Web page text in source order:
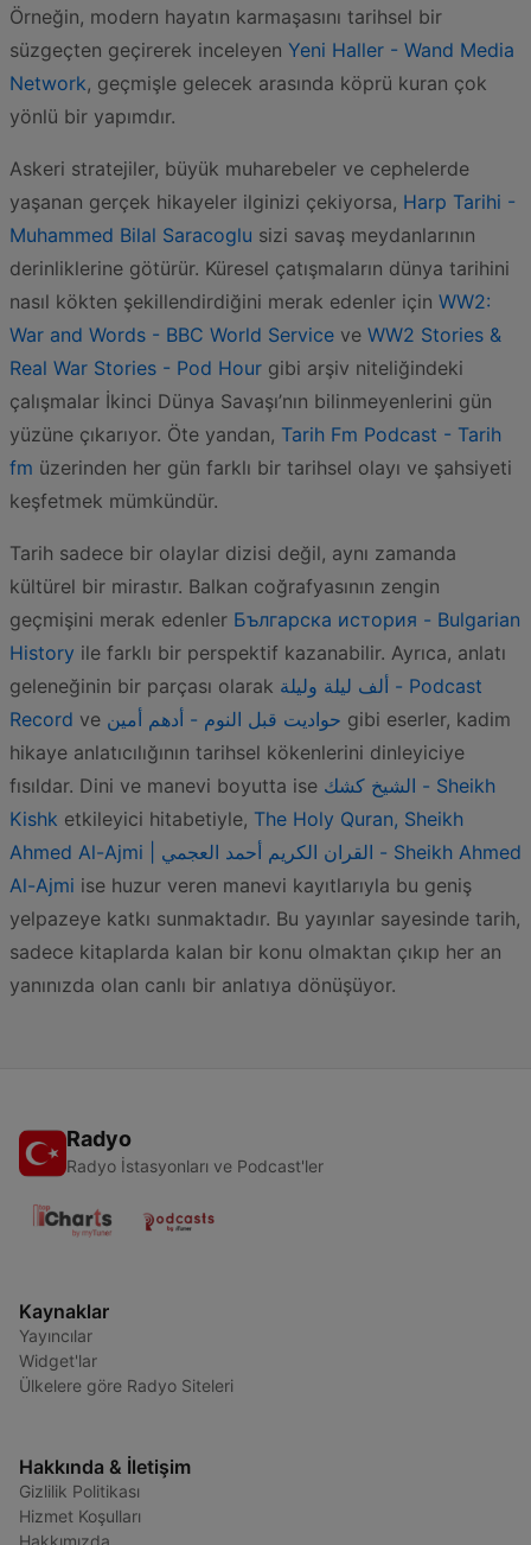
Örneğin, modern hayatın karmaşasını tarihsel bir
süzgeçten geçirerek inceleyen Yeni Haller - Wand Media
Network, geçmişle gelecek arasında köprü kuran çok
yönlü bir yapımdır.
Askeri stratejiler, büyük muharebeler ve cephelerde
yaşanan gerçek hikayeler ilginizi çekiyorsa, Harp Tarihi -
Muhammed Bilal Saracoglu sizi savaş meydanlarının
derinliklerine götürür. Küresel çatışmaların dünya tarihini
nasıl kökten şekillendirdiğini merak edenler için WW2:
War and Words - BBC World Service ve WW2 Stories &
Real War Stories - Pod Hour gibi arşiv niteliğindeki
çalışmalar İkinci Dünya Savaşı’nın bilinmeyenlerini gün
yüzüne çıkarıyor. Öte yandan, Tarih Fm Podcast - Tarih
fm üzerinden her gün farklı bir tarihsel olayı ve şahsiyeti
keşfetmek mümkündür.
Tarih sadece bir olaylar dizisi değil, aynı zamanda
kültürel bir mirastır. Balkan coğrafyasının zengin
geçmişini merak edenler Българска история - Bulgarian
History ile farklı bir perspektif kazanabilir. Ayrıca, anlatı
geleneğinin bir parçası olarak ألف ليلة وليلة - Podcast
Record ve حواديت قبل النوم - أدهم أمين gibi eserler, kadim
hikaye anlatıcılığının tarihsel kökenlerini dinleyiciye
fısıldar. Dini ve manevi boyutta ise الشيخ كشك - Sheikh
Kishk etkileyici hitabetiyle, The Holy Quran, Sheikh
Ahmed Al-Ajmi | القران الكريم أحمد العجمي - Sheikh Ahmed
Al-Ajmi ise huzur veren manevi kayıtlarıyla bu geniş
yelpazeye katkı sunmaktadır. Bu yayınlar sayesinde tarih,
sadece kitaplarda kalan bir konu olmaktan çıkıp her an
yanınızda olan canlı bir anlatıya dönüşüyor.
Radyo
Radyo İstasyonları ve Podcast'ler
Kaynaklar
Yayıncılar
Widget'lar
Ülkelere göre Radyo Siteleri
Hakkında & İletişim
Gizlilik Politikası
Hizmet Koşulları
Hakkımızda